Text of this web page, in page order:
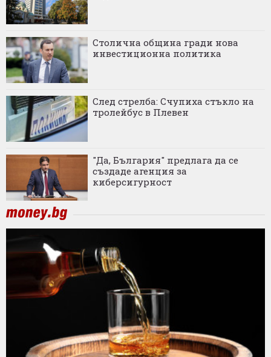
Столична община гради нова
инвестиционна политика
След стрелба: Счупиха стъкло на
тролейбус в Плевен
"Да, България" предлага да се
създаде агенция за
киберсигурност